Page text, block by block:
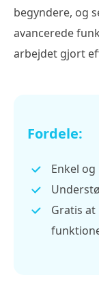
begyndere, og
avancerede
arbejdet gjort
Fordele:
Enkel
Gratis